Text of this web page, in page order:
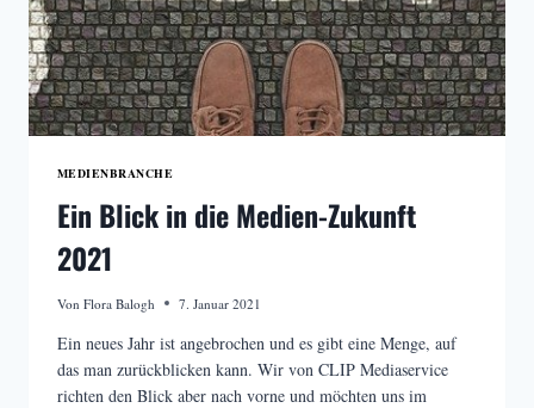
MEDIENBRANCHE
Ein Blick in die Medien-Zukunft
2021
Von Flora Balogh 7. Januar 2021
Ein neues Jahr ist angebrochen und es gibt eine Menge, auf
das man zurückblicken kann. Wir von CLIP Mediaservice
richten den Blick aber nach vorne und möchten uns im